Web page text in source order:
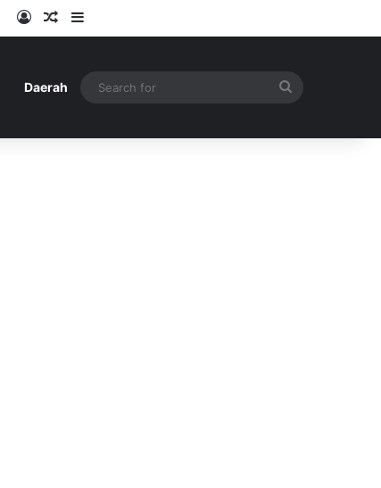
Log InRandom Article
Sidebar
Daerah